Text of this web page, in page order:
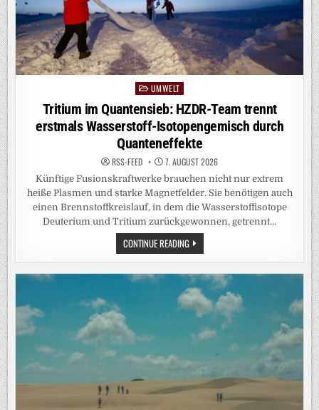
PostedUMWELT
Tritium im Quantensieb: HZDR-Team trennt
erstmals Wasserstoff-Isotopengemisch durch
Quanteneffekte
RSS-FEED 7. AUGUST 2026
Künftige Fusionskraftwerke brauchen nicht nur extrem
heiße Plasmen und starke Magnetfelder. Sie benötigen auch
einen Brennstoffkreislauf, in dem die Wasserstoffisotope
Deuterium und Tritium zurückgewonnen, getrennt…
CONTINUE READINGTRITIUM
IM
QUANTENSIEB:
HZDR-
TEAM
TRENNT
ERSTMALS
WASSERSTOFF-
ISOTOPENGEMISCH
DURCH
QUANTENEFFEKTE